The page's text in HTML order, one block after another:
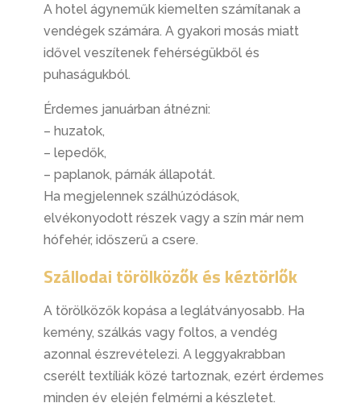
A hotel ágyneműk kiemelten számítanak a
vendégek számára. A gyakori mosás miatt
idővel veszítenek fehérségükből és
puhaságukból.
Érdemes januárban átnézni:
– huzatok,
– lepedők,
– paplanok, párnák állapotát.
Ha megjelennek szálhúzódások,
elvékonyodott részek vagy a szín már nem
hófehér, időszerű a csere.
Szállodai törölközők és kéztörlők
A törölközők kopása a leglátványosabb. Ha
kemény, szálkás vagy foltos, a vendég
azonnal észrevételezi. A leggyakrabban
cserélt textíliák közé tartoznak, ezért érdemes
minden év elején felmérni a készletet.